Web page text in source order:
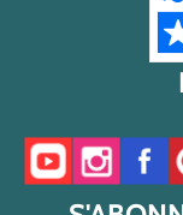
Accéder à notre
Accéder à